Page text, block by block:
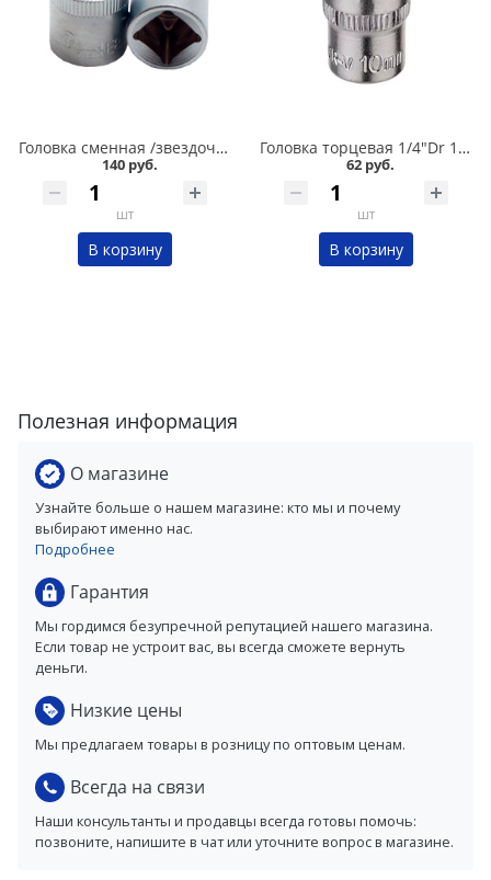
Головка сменная /звездочка/ Е8/1/2 Сервис ключ в Кургане
140 руб.
шт
В корзину
Головка торцевая 1/4"Dr 10 мм OBERKRAFT для трещетки в Кургане
62 руб.
шт
В корзину
Полезная информация
О магазине
Узнайте больше о нашем магазине: кто мы и почему
выбирают именно нас.
Подробнее
Гарантия
Мы гордимся безупречной репутацией нашего магазина.
Если товар не устроит вас, вы всегда сможете вернуть
деньги.
Низкие цены
Мы предлагаем товары в розницу по оптовым ценам.
Всегда на связи
Наши консультанты и продавцы всегда готовы помочь:
позвоните, напишите в чат или уточните вопрос в магазине.